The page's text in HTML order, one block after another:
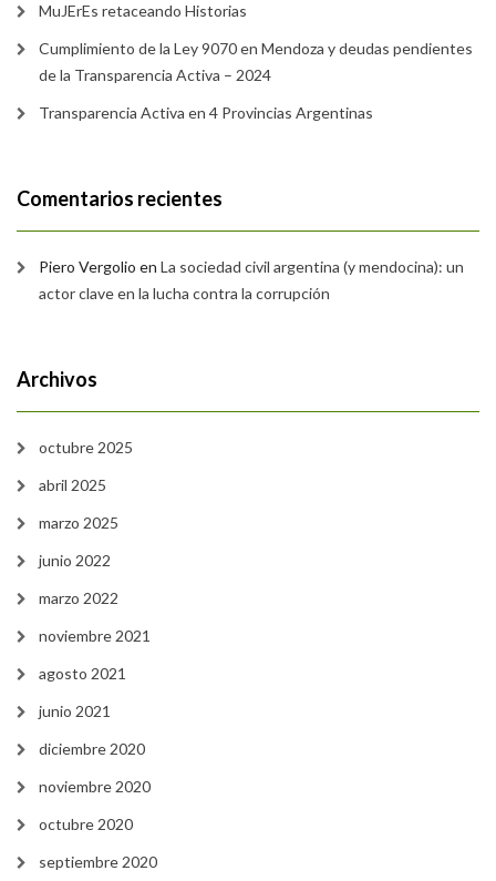
MuJErEs retaceando Historias
Cumplimiento de la Ley 9070 en Mendoza y deudas pendientes
de la Transparencia Activa – 2024
Transparencia Activa en 4 Provincias Argentinas
Comentarios recientes
Piero Vergolio en La sociedad civil argentina (y mendocina): un
actor clave en la lucha contra la corrupción
Archivos
octubre 2025
abril 2025
marzo 2025
junio 2022
marzo 2022
noviembre 2021
agosto 2021
junio 2021
diciembre 2020
noviembre 2020
octubre 2020
septiembre 2020